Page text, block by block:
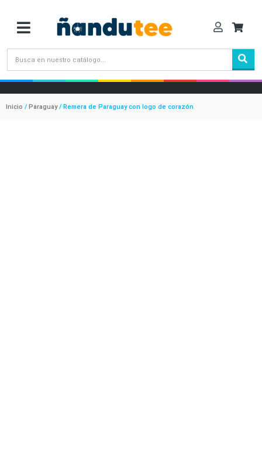
Inicio / Paraguay/ Remera de Paraguay con logo de corazón